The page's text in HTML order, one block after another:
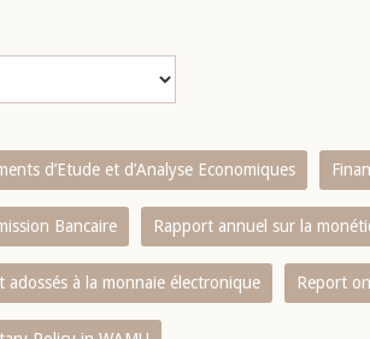
d’Etude et d’Analyse Economiques
Bancaire Rapport annuel sur la
adossés à la monnaie électronique Report